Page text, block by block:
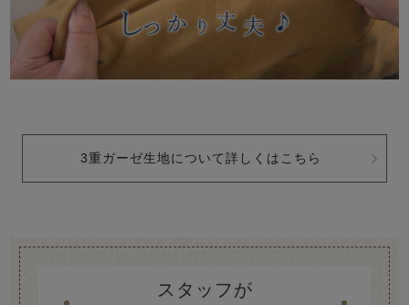
3重ガーゼ生地について詳しくはこちら
スタッフが